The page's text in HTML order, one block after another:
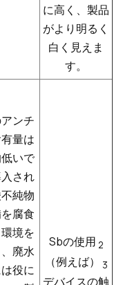
に高く、製品
がより明るく
白く見えま
す。
ンチ
量は
いで
され
純物
腐食
境を
廃水
役に
Sbの使用 2
（例えば） 3
デバイスの触